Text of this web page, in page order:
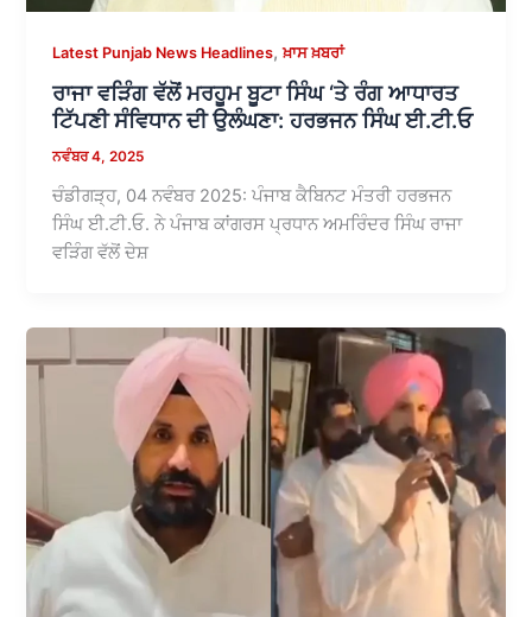
Latest Punjab News Headlines,ਖ਼ਾਸ ਖ਼ਬਰਾਂ
ਰਾਜਾ ਵੜਿੰਗ ਵੱਲੋਂ ਮਰਹੂਮ ਬੂਟਾ ਸਿੰਘ ‘ਤੇ ਰੰਗ ਆਧਾਰਤ
ਟਿੱਪਣੀ ਸੰਵਿਧਾਨ ਦੀ ਉਲੰਘਣਾ: ਹਰਭਜਨ ਸਿੰਘ ਈ.ਟੀ.ਓ
ਨਵੰਬਰ 4, 2025
ਚੰਡੀਗੜ੍ਹ, 04 ਨਵੰਬਰ 2025: ਪੰਜਾਬ ਕੈਬਿਨਟ ਮੰਤਰੀ ਹਰਭਜਨ
ਸਿੰਘ ਈ.ਟੀ.ਓ. ਨੇ ਪੰਜਾਬ ਕਾਂਗਰਸ ਪ੍ਰਧਾਨ ਅਮਰਿੰਦਰ ਸਿੰਘ ਰਾਜਾ
ਵੜਿੰਗ ਵੱਲੋਂ ਦੇਸ਼